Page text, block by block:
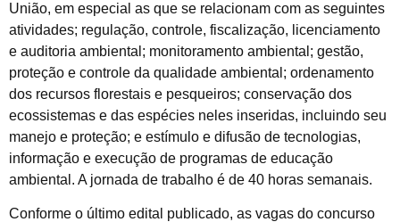
União, em especial as que se relacionam com as seguintes
atividades; regulação, controle, fiscalização, licenciamento
e auditoria ambiental; monitoramento ambiental; gestão,
proteção e controle da qualidade ambiental; ordenamento
dos recursos florestais e pesqueiros; conservação dos
ecossistemas e das espécies neles inseridas, incluindo seu
manejo e proteção; e estímulo e difusão de tecnologias,
informação e execução de programas de educação
ambiental. A jornada de trabalho é de 40 horas semanais.
Conforme o último edital publicado, as vagas do concurso